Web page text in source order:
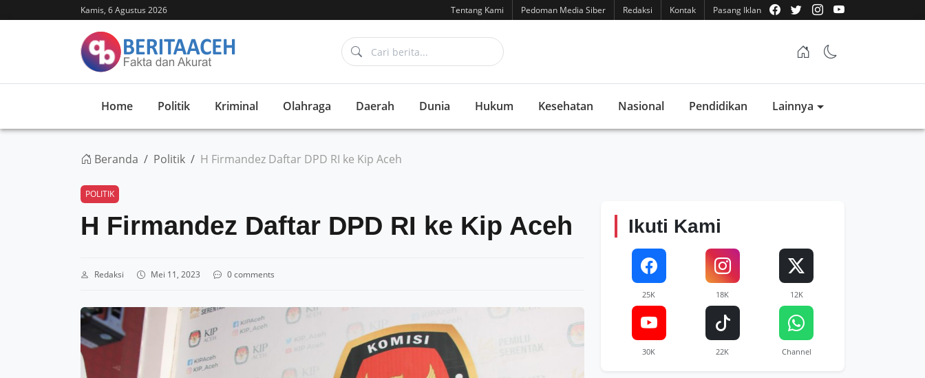
Kamis, 6 Agustus 2026 Tentang Kami Pedoman Media Siber Redaksi Kontak Pasang Iklan
Home Politik Kriminal Olahraga Daerah Dunia Hukum Kesehatan Nasional Pendidikan Lainnya
Beranda Politik H Firmandez Daftar DPD RI ke Kip Aceh
POLITIK
H Firmandez Daftar DPD RI ke Kip Aceh
Redaksi Mei 11, 2023 0 comments
Ikuti Kami
25K 18K 12K
30K 22K Channel